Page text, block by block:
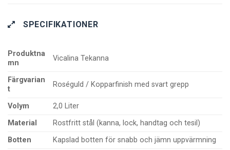
SPECIFIKATIONER
Produktna
mn
Vicalina Tekanna
Färgvarian
t
Roséguld / Kopparfinish med svart grepp
Volym
2,0 Liter
Material
Rostfritt stål (kanna, lock, handtag och tesil)
Botten
Kapslad botten för snabb och jämn uppvärmning